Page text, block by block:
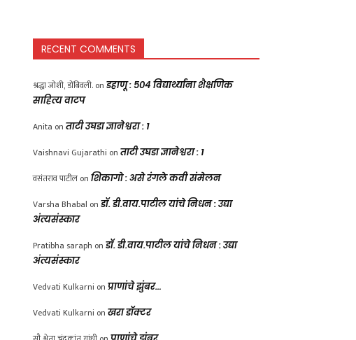
RECENT COMMENTS
श्रद्धा जोशी, डोंबिवली. on डहाणू : ५०४ विद्यार्थ्यांना शैक्षणिक
साहित्य वाटप
Anita on ताटी उघडा ज्ञानेश्वरा : 1
Vaishnavi Gujarathi on ताटी उघडा ज्ञानेश्वरा : 1
वसंतराव पाटील on शिकागो : असे रंगले कवी संमेलन
Varsha Bhabal on डॉ. डी.वाय.पाटील यांचे निधन : उद्या
अंत्यसंस्कार
Pratibha saraph on डॉ. डी.वाय.पाटील यांचे निधन : उद्या
अंत्यसंस्कार
Vedvati Kulkarni on प्राणांचे झुंबर…
Vedvati Kulkarni on खरा डॉक्टर